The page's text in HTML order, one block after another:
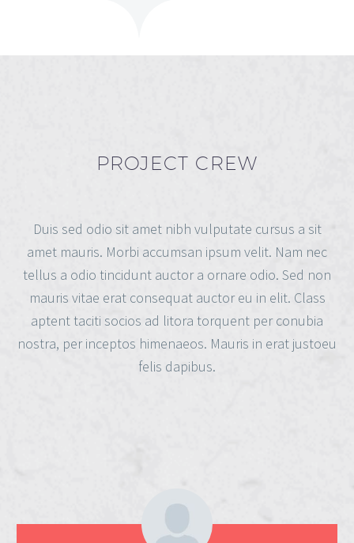
PROJECT CREW
Duis sed odio sit amet nibh vulputate cursus a sit
amet mauris. Morbi accumsan ipsum velit. Nam nec
tellus a odio tincidunt auctor a ornare odio. Sed non
mauris vitae erat consequat auctor eu in elit. Class
aptent taciti socios ad litora torquent per conubia
nostra, per inceptos himenaeos. Mauris in erat justoeu
felis dapibus.